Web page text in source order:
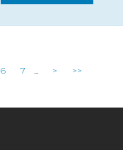
6 7 ... > >>